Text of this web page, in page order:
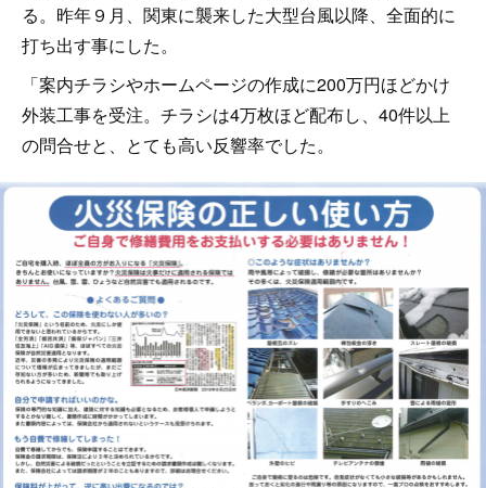
る。昨年９月、関東に襲来した大型台風以降、全面的に
打ち出す事にした。
「案内チラシやホームページの作成に200万円ほどかけ
外装工事を受注。チラシは4万枚ほど配布し、40件以上
の問合せと、とても高い反響率でした。